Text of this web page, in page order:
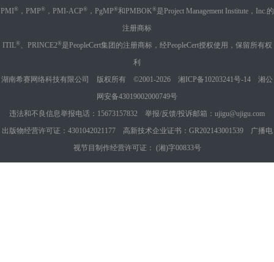
PMI ®，PMP®，PMI-ACP®，PgMP®和PMBOK®是Project Management Institute，Inc.的
注册商标
ITIL®、PRINCE2®是PeopleCert集团的注册商标，经PeopleCert授权使用，保留所有权
利
湖南希赛网络科技有限公司 版权所有 ©2001-2026 湘ICP备10203241号-14
湘公
网安备43019002000749号
违法和不良信息举报电话：15673157832 举报/反馈/投诉邮箱：ujigu@ujigu.com
出版物经营许可证：4301042021177 高新技术企业证书：GR202143001539 广播电
视节目制作经营许可证： (湘)字00833号